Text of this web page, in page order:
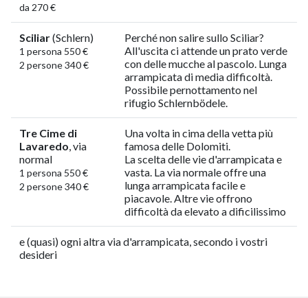
da 270 €
Sciliar(Schlern)
1 persona 550 €
2 persone 340 €
Perché non salire sullo Sciliar?
All'uscita ci attende un prato verde
con delle mucche al pascolo. Lunga
arrampicata di media difficoltà.
Possibile pernottamento nel
rifugio Schlernbödele.
Tre Cime di
Lavaredo , via
normal
1 persona 550 €
2 persone 340 €
Una volta in cima della vetta più
famosa delle Dolomiti.
La scelta delle vie d'arrampicata e
vasta. La via normale offre una
lunga arrampicata facile e
piacavole. Altre vie offrono
difficoltà da elevato a dificilissimo
e (quasi) ogni altra via d'arrampicata, secondo i vostri
desideri